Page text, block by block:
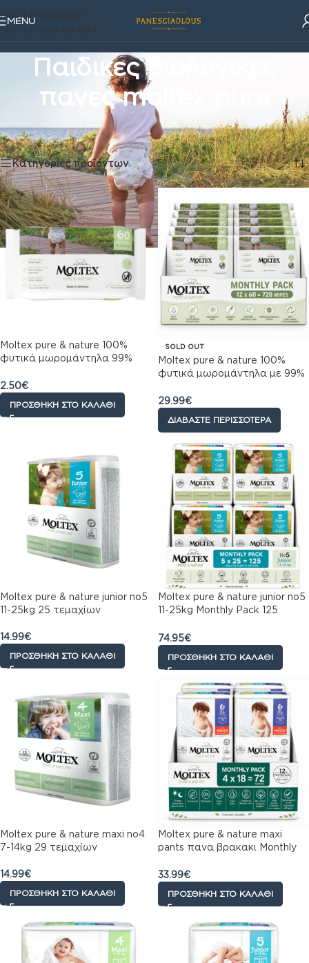
Skip to navigation
Skip to main content
MENU
Παιδικες βιολογικες
πανες moltex pure
Παιδικες βιολογικες πανες moltex pure
Βλέπετε 1–16 από 20 αποτελέσματα
Κατηγορίες προϊόντων
Moltex pure & nature 100%
φυτικά μωρομάντηλα 99%
2.50€
ΠΡΟΣΘΉΚΗ ΣΤΟ ΚΑΛΆΘΙ
SOLD OUT
Moltex pure & nature 100%
φυτικά μωρομάντηλα με 99%
Monthly Pack
29.99€
ΔΙΑΒΆΣΤΕ ΠΕΡΙΣΣΌΤΕΡΑ
Moltex pure & nature junior no5
11-25kg 25 τεμαχίων
14.99€
ΠΡΟΣΘΉΚΗ ΣΤΟ ΚΑΛΆΘΙ
Moltex pure & nature junior no5
11-25kg Monthly Pack 125
74.95€
ΠΡΟΣΘΉΚΗ ΣΤΟ ΚΑΛΆΘΙ
Moltex pure & nature maxi no4
7-14kg 29 τεμαχίων
14.99€
ΠΡΟΣΘΉΚΗ ΣΤΟ ΚΑΛΆΘΙ
Moltex pure & nature maxi
pants πανα βρακακι Monthly
(4×18)
33.99€
ΠΡΟΣΘΉΚΗ ΣΤΟ ΚΑΛΆΘΙ